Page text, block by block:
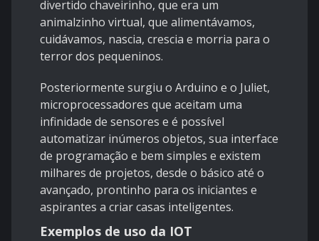
divertido chaveirinho, que era um
animalzinho virtual, que alimentávamos,
cuidávamos, nascia, crescia e morria para o
terror dos pequeninos.
Posteriormente surgiu o Arduino e o Juliet,
microprocessadores que aceitam uma
infinidade de sensores e é possível
automatizar inúmeros objetos, sua interface
de programação e bem simples e existem
milhares de projetos, desde o básico até o
avançado, prontinho para os iniciantes e
aspirantes a criar casas inteligentes.
Exemplos de uso da IOT